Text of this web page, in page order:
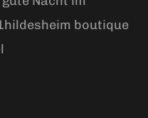
boutique